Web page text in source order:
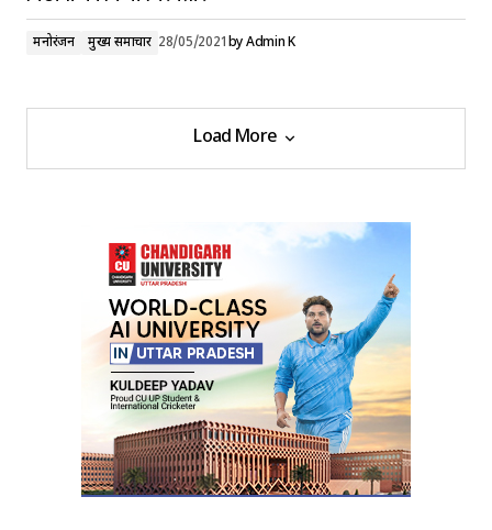
मनोरंजन मुख्य समाचार 28/05/2021byAdmin K
Load More
Load More